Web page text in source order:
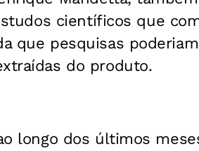
científicos que
que pesquisas
do produto.
longo dos últimos